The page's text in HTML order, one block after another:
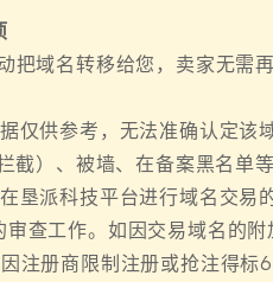
把域名转移给您，卖家无
仅供参考，无法准确认定
截）、被墙、在备案黑名单
垦派科技平台进行域名交易
查工作。如因交易域名的
注册商限制注册或抢注得标